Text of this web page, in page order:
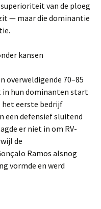
van de ploeg
— maar die dominantie
kansen
overweldigende 70–85
hun dominanten start
het eerste bedrijf
een defensief sluitend
er niet in om RV-
de
Ramos alsnog
vormde en werd